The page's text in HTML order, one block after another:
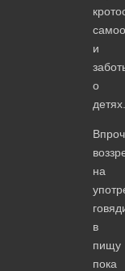
и
о
детях.
на
в
пищу
пока